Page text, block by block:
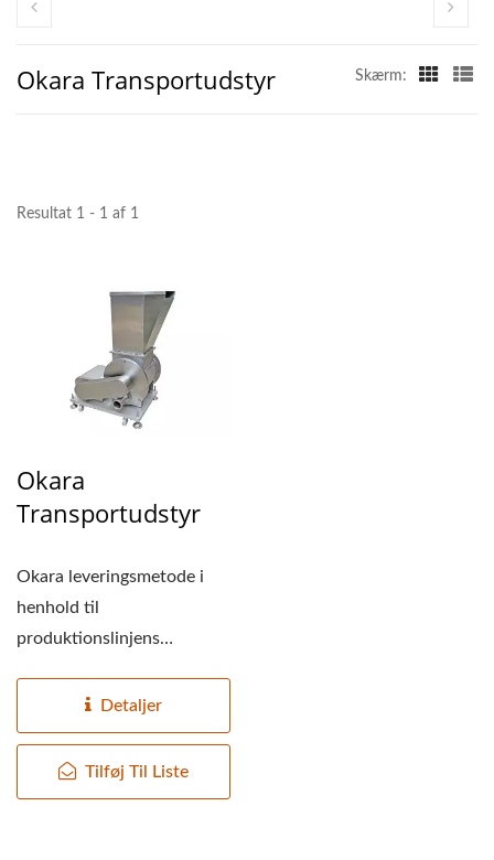
Okara Transportudstyr Skærm:
Resultat 1 - 1 af 1
Okara
Transportudstyr
Okara leveringsmetode i
henhold til
produktionslinjens
Detaljer
Tilføj Til Liste